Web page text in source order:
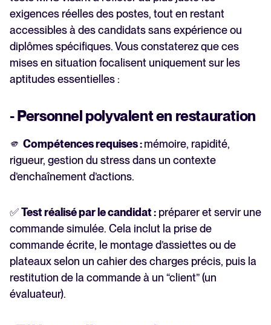
exigences réelles des postes, tout en restant
accessibles à des candidats sans expérience ou
diplômes spécifiques. Vous constaterez que ces
mises en situation focalisent uniquement sur les
aptitudes essentielles :
- Personnel polyvalent en restauration
🫵 Compétences requises :mémoire, rapidité,
rigueur, gestion du stress dans un contexte
d’enchaînement d’actions.
✅Test réalisé par le candidat : préparer et servir une
commande simulée. Cela inclut la prise de
commande écrite, le montage d’assiettes ou de
plateaux selon un cahier des charges précis, puis la
restitution de la commande à un “client” (un
évaluateur).